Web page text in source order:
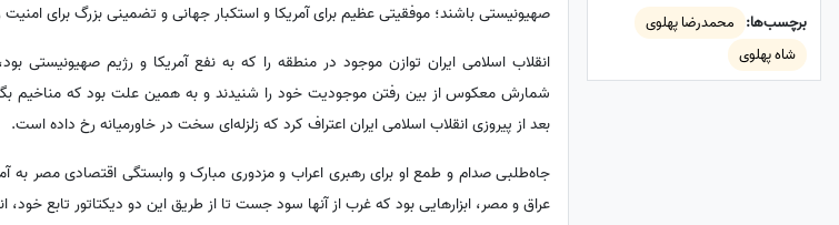
صهیونیستی باشند؛ موفقیتی عظیم برای آمریکا و استکبار جهانی و تضمینی بزرگ برای
انقلاب اسلامی ایران توازن موجود در منطقه را که به نفع آمریکا و رژیم
شمارش معکوس از بین رفتن موجودیت خود را شنیدند و به همین علت بود که مناخیم
بعد از پیروزی انقلاب اسلامی ایران اعتراف کرد که زلزله‌ای سخت در خاورمیانه رخ داده است.
جاه‌طلبی صدام و طمع او برای رهبری اعراب و مزدوری مبارک و وابستگی اقتصادی مصر به
عراق و مصر، ابزارهایی بود که غرب از آنها سود جست تا از طریق این دو دیکتاتور تابع خود،
برچسب‌ها: محمدرضا پهلوی
شاه پهلوی